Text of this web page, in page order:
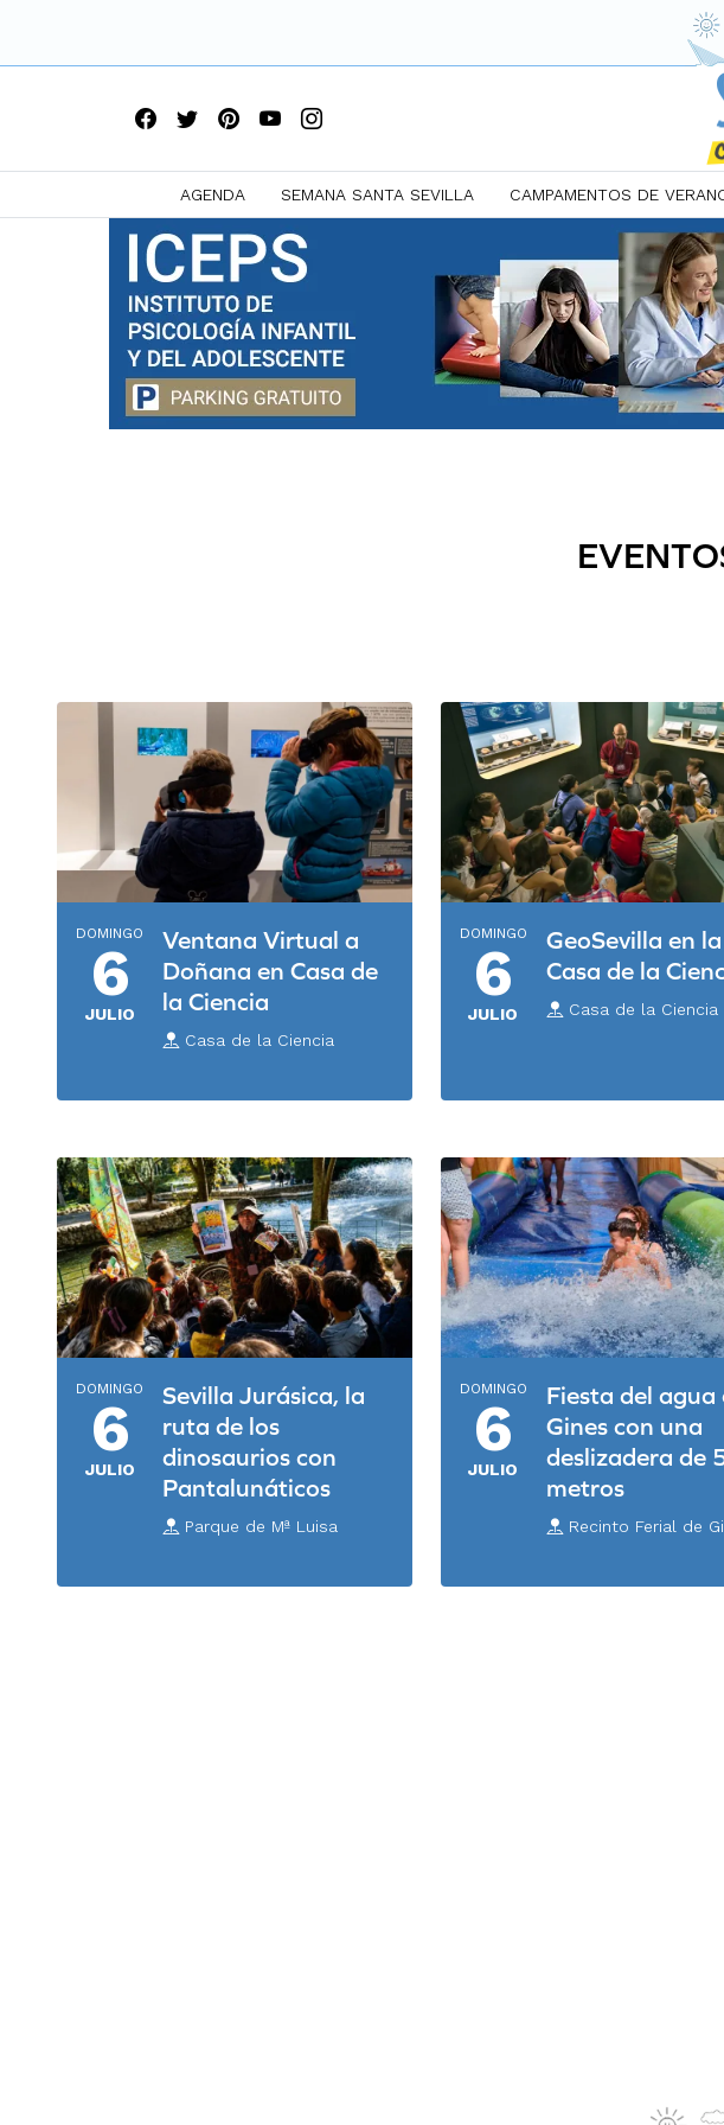
AGENDA SEMANA SANTA SEVILLA CAMPAMENTOS DE
DOMINGO
6
JULIO
Ventana Virtual a
Doñana en Casa de
la Ciencia
Casa de la Ciencia
DOMINGO
6
JULIO
GeoSevilla en la
Casa de la
Casa de la Ciencia
DOMINGO
6
JULIO
Sevilla Jurásica, la
ruta de los
dinosaurios con
Pantalunáticos
Parque de Mª Luisa
DOMINGO
6
JULIO
Fiesta del agua
Gines con una
deslizadera de
metros
Recinto Ferial de